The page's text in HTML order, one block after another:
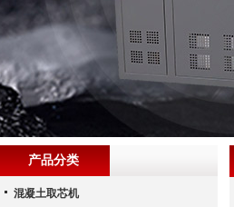
产品分类
混凝土取芯机